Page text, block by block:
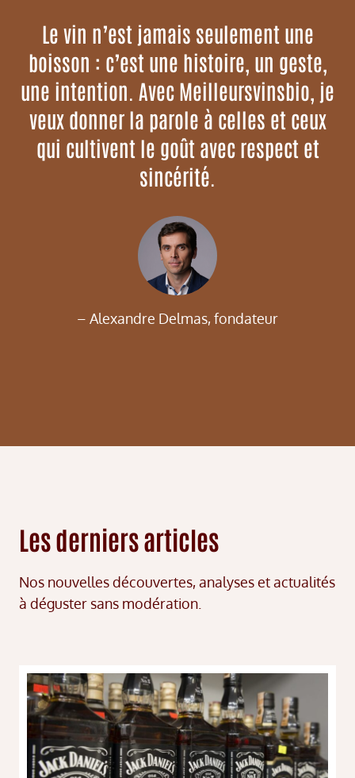
Le vin n’est jamais seulement une
boisson : c’est une histoire, un geste,
une intention. Avec Meilleursvinsbio, je
veux donner la parole à celles et ceux
qui cultivent le goût avec respect et
sincérité.
– Alexandre Delmas, fondateur
Les derniers articles
Nos nouvelles découvertes, analyses et actualités
à déguster sans modération.